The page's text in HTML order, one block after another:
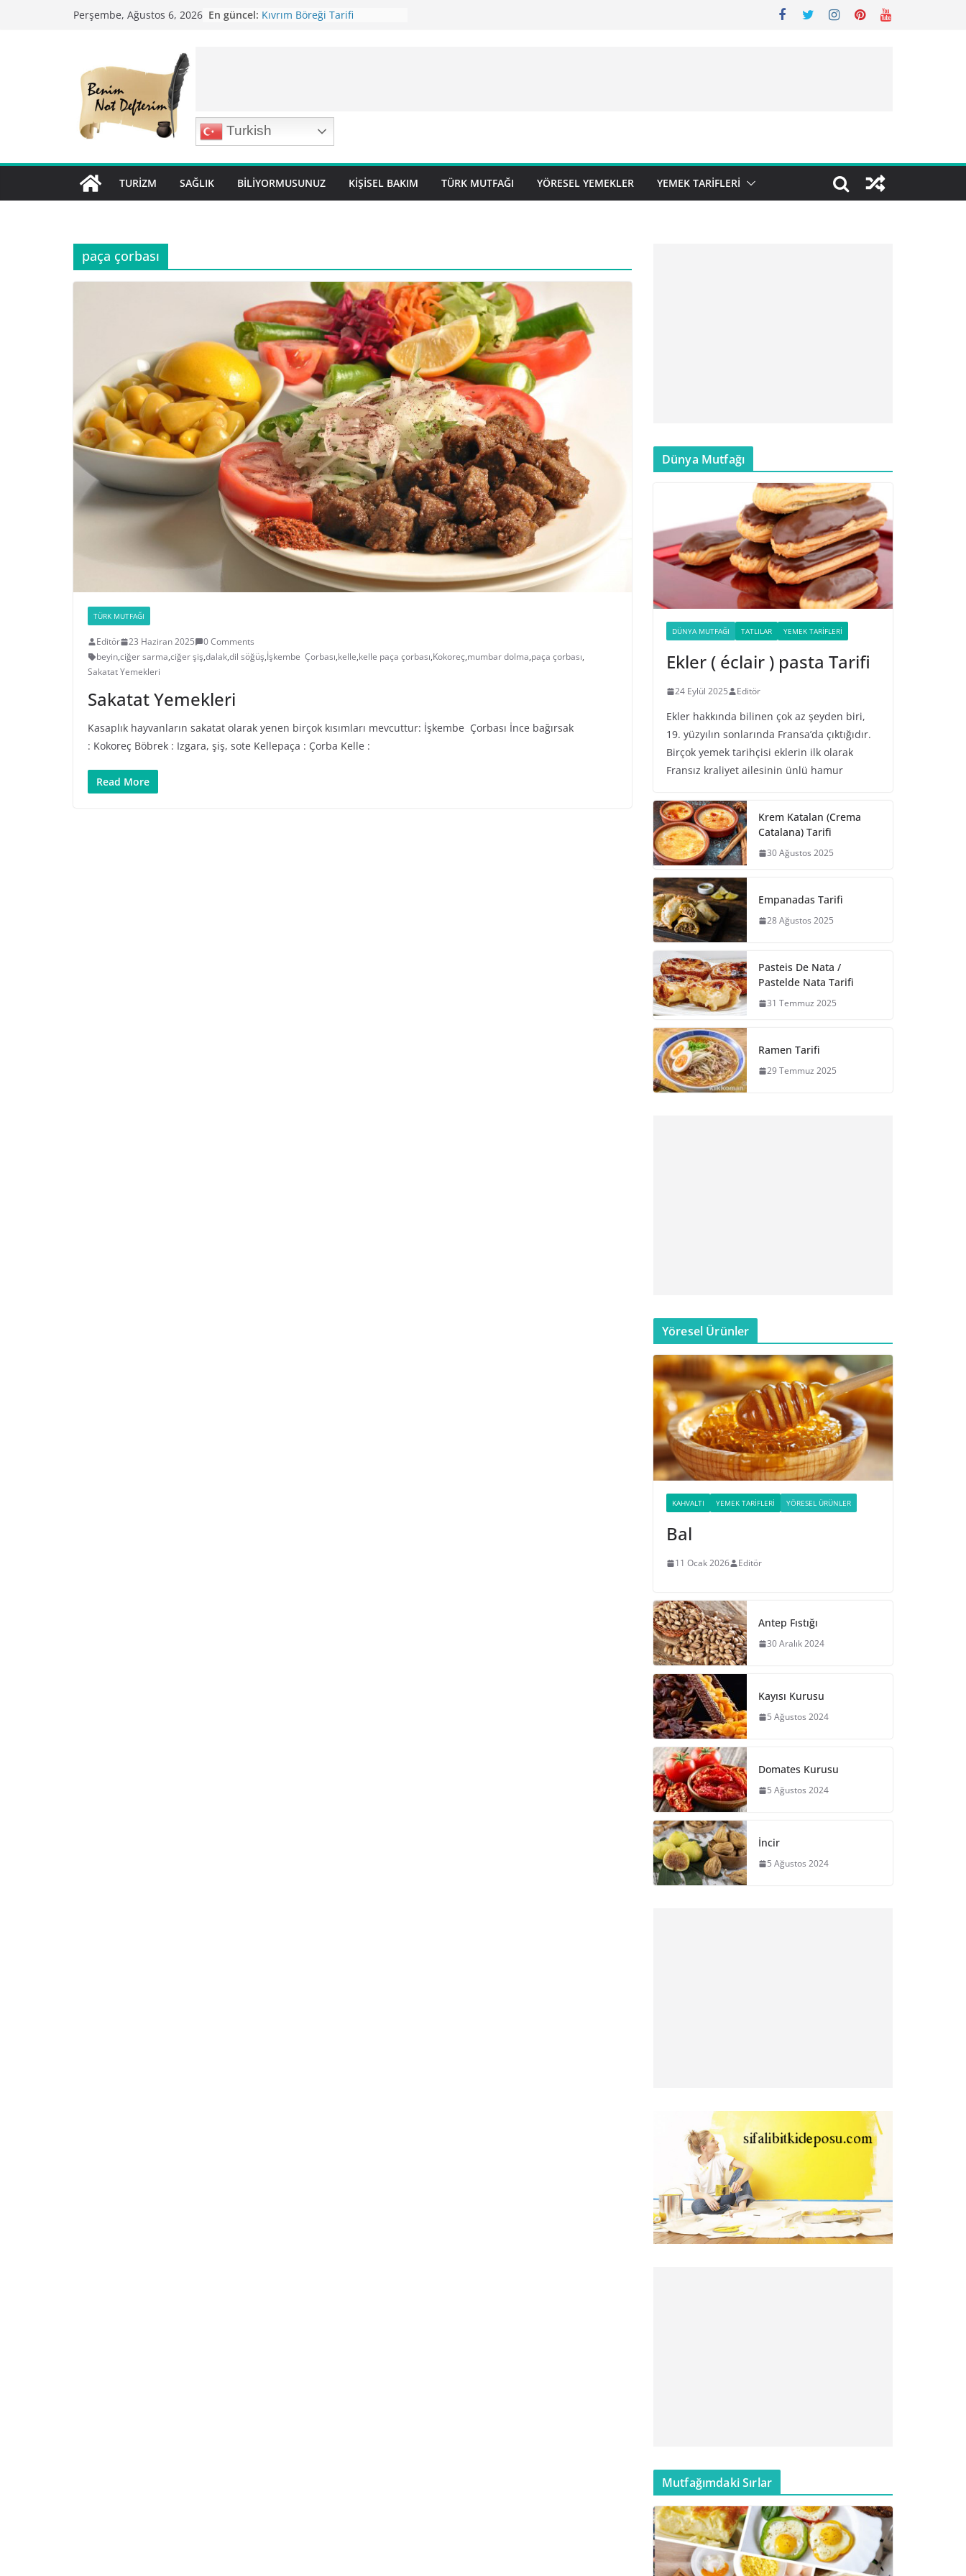
Perşembe, Ağustos 6, 2026 En güncel: Kıvrım Böreği Tarifi
Turkish
TURIZM SAĞLIK BILIYORMUSUNUZ KIŞISEL BAKIM TÜRK MUTFAĞI YÖRESEL YEMEKLER YEMEK TARIFLERI
paça çorbası
TÜRK MUTFAĞI
Editör 23 Haziran 2025
0 Comments
beyin,ciğer sarma,ciğer şiş,dalak,dil söğüş,İşkembe Çorbası,kelle,kelle paça çorbası,Kokoreç,mumbar dolma,paça çorbası,
Sakatat Yemekleri
Sakatat Yemekleri
Kasaplık hayvanların sakatat olarak yenen birçok kısımları mevcuttur: İşkembe Çorbası İnce bağırsak
: Kokoreç Böbrek : Izgara, şiş, sote Kellepaça : Çorba Kelle :
Read More
Dünya Mutfağı
DÜNYA MUTFAĞI TATLILAR YEMEK TARIFLERI
Ekler ( éclair ) pasta Tarifi
24 Eylül 2025 Editör
Ekler hakkında bilinen çok az şeyden biri,
19. yüzyılın sonlarında Fransa’da çıktığıdır.
Birçok yemek tarihçisi eklerin ilk olarak
Fransız kraliyet ailesinin ünlü hamur
Krem Katalan (Crema
Catalana) Tarifi
30 Ağustos 2025
Empanadas Tarifi
28 Ağustos 2025
Pasteis De Nata /
Pastelde Nata Tarifi
31 Temmuz 2025
Ramen Tarifi
29 Temmuz 2025
Yöresel Ürünler
KAHVALTI YEMEK TARIFLERI YÖRESEL ÜRÜNLER
Bal
11 Ocak 2026 Editör
Antep Fıstığı
30 Aralık 2024
Kayısı Kurusu
5 Ağustos 2024
Domates Kurusu
5 Ağustos 2024
İncir
5 Ağustos 2024
Mutfağımdaki Sırlar